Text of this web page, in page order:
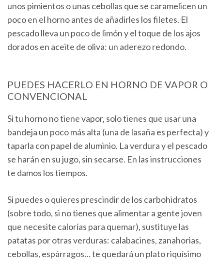
unos pimientos o unas cebollas que se caramelicen un
poco en el horno antes de añadirles los filetes. El
pescado lleva un poco de limón y el toque de los ajos
dorados en aceite de oliva: un aderezo redondo.
PUEDES HACERLO EN HORNO DE VAPOR O
CONVENCIONAL
Si tu horno no tiene vapor, solo tienes que usar una
bandeja un poco más alta (una de lasaña es perfecta) y
taparla con papel de aluminio. La verdura y el pescado
se harán en su jugo, sin secarse. En las instrucciones
te damos los tiempos.
Si puedes o quieres prescindir de los carbohidratos
(sobre todo, si no tienes que alimentar a gente joven
que necesite calorías para quemar), sustituye las
patatas por otras verduras: calabacines, zanahorias,
cebollas, espárragos… te quedará un plato riquísimo